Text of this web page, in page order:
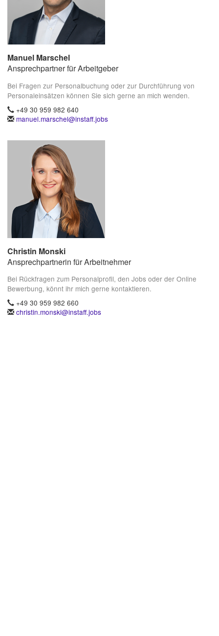
Manuel Marschel
Ansprechpartner für Arbeitgeber
Bei Fragen zur Personalbuchung oder zur Durchführung von
Personaleinsätzen können Sie sich gerne an mich wenden.
+49 30 959 982 640
manuel.marschel@instaff.jobs
Christin Monski
Ansprechpartnerin für Arbeitnehmer
Bei Rückfragen zum Personalprofil, den Jobs oder der Online
Bewerbung, könnt ihr mich gerne kontaktieren.
+49 30 959 982 660
christin.monski@instaff.jobs